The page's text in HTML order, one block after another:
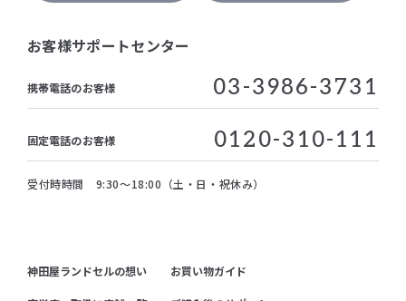
お客様サポートセンター
携帯電話のお客様 03-3986-3731
固定電話のお客様 0120-310-111
受付時時間 9:30～18:00（土・日・祝休み）
神田屋ランドセルの想い お買い物ガイド